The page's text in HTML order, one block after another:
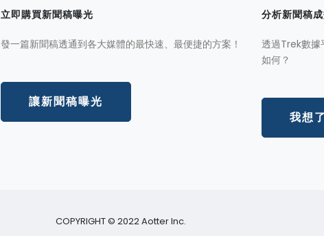
立即購買新聞稿曝光
發一篇新聞稿透通到各大媒體的最快速、最便捷的方案！
讓新聞稿曝光
分析新聞稿
透過Trek數據
如何？
我想
COPYRIGHT © 2022 Aotter Inc.